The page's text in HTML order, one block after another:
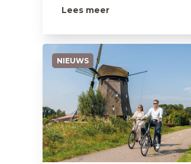
Lees meer
NIEUWS